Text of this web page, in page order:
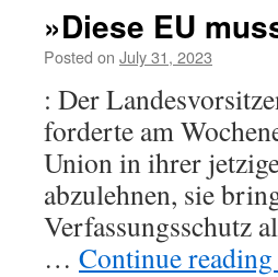
»Diese EU
Posted on July 31, 2023
: Der
forderte am
Union in ihrer
abzulehnen, sie
Verfassungsschutz
… Continue reading